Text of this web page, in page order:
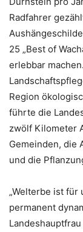
Radfahrer
25 „Best of
erlebbar
Region
führte die
zwölf Kilometer
Gemeinden, die
und die
„Welterbe ist für
permanent